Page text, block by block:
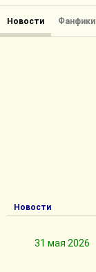
Новости Фанфики
Новости
31 мая 2026